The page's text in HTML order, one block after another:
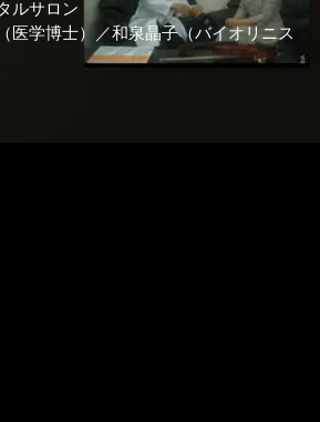
ルサロン
医学博士）／和泉晶子（バイオリニス